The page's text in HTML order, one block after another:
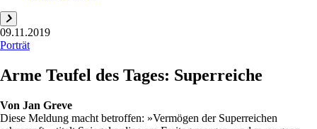
09.11.2019
Porträt
Arme Teufel des Tages: Superreiche
Von Jan Greve
Diese Meldung macht betroffen: »Vermögen der Superreichen